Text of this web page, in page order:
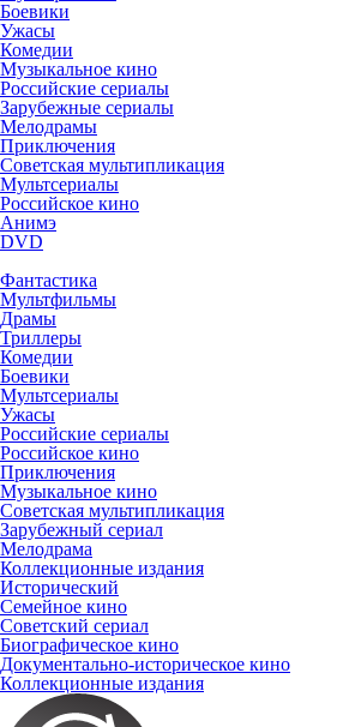
Боевики
Ужасы
Комедии
Музыкальное кино
Российские сериалы
Зарубежные сериалы
Мелодрамы
Приключения
Советская мультипликация
Мультсериалы
Российское кино
Анимэ
DVD
Фантастика
Мультфильмы
Драмы
Триллеры
Комедии
Боевики
Мультсериалы
Ужасы
Российские сериалы
Российское кино
Приключения
Музыкальное кино
Советская мультипликация
Зарубежный сериал
Мелодрама
Коллекционные издания
Исторический
Семейное кино
Советский сериал
Биографическое кино
Документально-историческое кино
Коллекционные издания